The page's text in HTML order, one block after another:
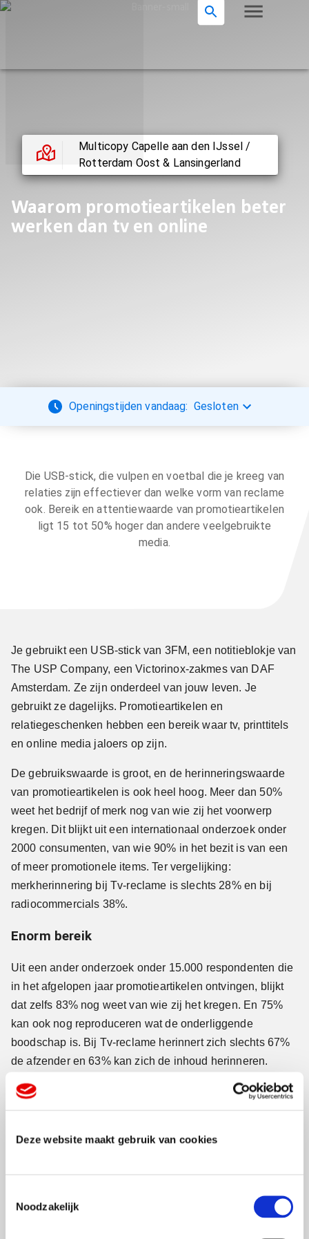
Deze website maakt gebruik van cookies
Noodzakelijk
Multicopy Capelle aan den IJssel /
Rotterdam Oost & Lansingerland
Waarom promotieartikelen beter
werken dan tv en online
Openingstijden vandaag: Gesloten
Die USB-stick, die vulpen en voetbal die je kreeg van
relaties zijn effectiever dan welke vorm van reclame
ook. Bereik en attentiewaarde van promotieartikelen
ligt 15 tot 50% hoger dan andere veelgebruikte
media.
Je gebruikt een USB-stick van 3FM, een notitieblokje van
The USP Company, een Victorinox-zakmes van DAF
Amsterdam. Ze zijn onderdeel van jouw leven. Je
gebruikt ze dagelijks. Promotieartikelen en
relatiegeschenken hebben een bereik waar tv, printtitels
en online media jaloers op zijn.
De gebruikswaarde is groot, en de herinneringswaarde
van promotieartikelen is ook heel hoog. Meer dan 50%
weet het bedrijf of merk nog van wie zij het voorwerp
kregen. Dit blijkt uit een internationaal onderzoek onder
2000 consumenten, van wie 90% in het bezit is van een
of meer promotionele items. Ter vergelijking:
merkherinnering bij Tv-reclame is slechts 28% en bij
radiocommercials 38%.
Enorm bereik
Uit een ander onderzoek onder 15.000 respondenten die
in het afgelopen jaar promotieartikelen ontvingen, blijkt
dat zelfs 83% nog weet van wie zij het kregen. En 75%
kan ook nog reproduceren wat de onderliggende
boodschap is. Bij Tv-reclame herinnert zich slechts 67%
de afzender en 63% kan zich de inhoud herinneren.
Bij advertenties in printmedia is het 60% respectievelijk
Bereik en attentie/herinneringswaarde van promo-items
Ontvangers van promo-artikelen zoals sleutelhangers,